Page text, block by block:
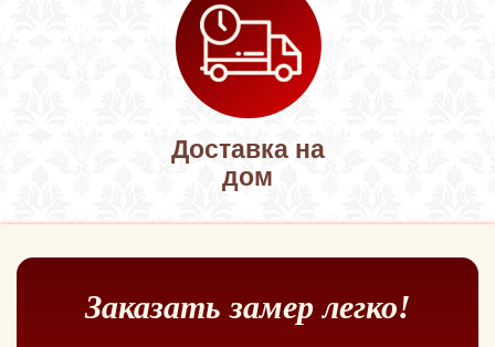
Доставка на
дом
Заказать замер легко!